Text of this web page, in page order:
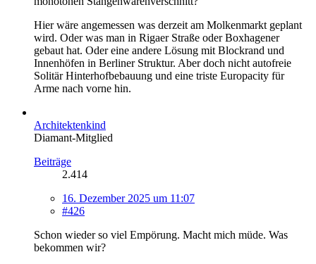
Hier wäre angemessen was derzeit am Molkenmarkt geplant
wird. Oder was man in Rigaer Straße oder Boxhagener
gebaut hat. Oder eine andere Lösung mit Blockrand und
Innenhöfen in Berliner Struktur. Aber doch nicht autofreie
Solitär Hinterhofbebauung und eine triste Europacity für
Arme nach vorne hin.
Architektenkind
Diamant-Mitglied
Beiträge
2.414
16. Dezember 2025 um 11:07
#426
Schon wieder so viel Empörung. Macht mich müde. Was
bekommen wir?